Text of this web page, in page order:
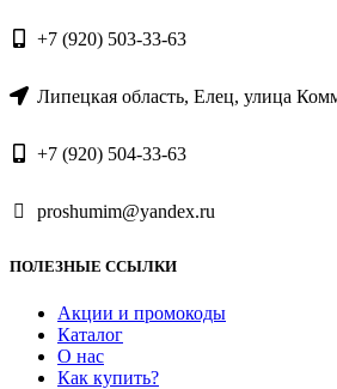
+7 (920) 503-33-63
Липецкая область, Елец, улица
+7 (920) 504-33-63
proshumim@yandex.ru
ПОЛЕЗНЫЕ ССЫЛКИ
Акции и промокоды
Каталог
О нас
Как купить?